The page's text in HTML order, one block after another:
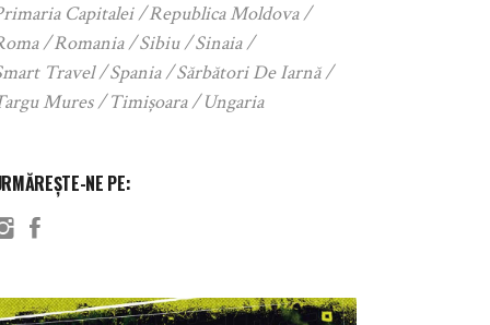
Capitalei
Republica Moldova
Romania Sibiu
Sinaia
Travel
Spania
Sărbători De Iarnă
Mures
Timișoara Ungaria
NE PE: